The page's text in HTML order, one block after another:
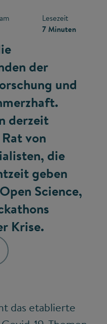
Lesezeit
7 Minuten
der
und
derzeit
von
die
geben
Science,
Krise.
das etablierte